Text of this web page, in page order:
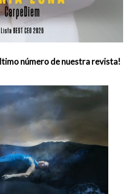
número de nuestra revista!